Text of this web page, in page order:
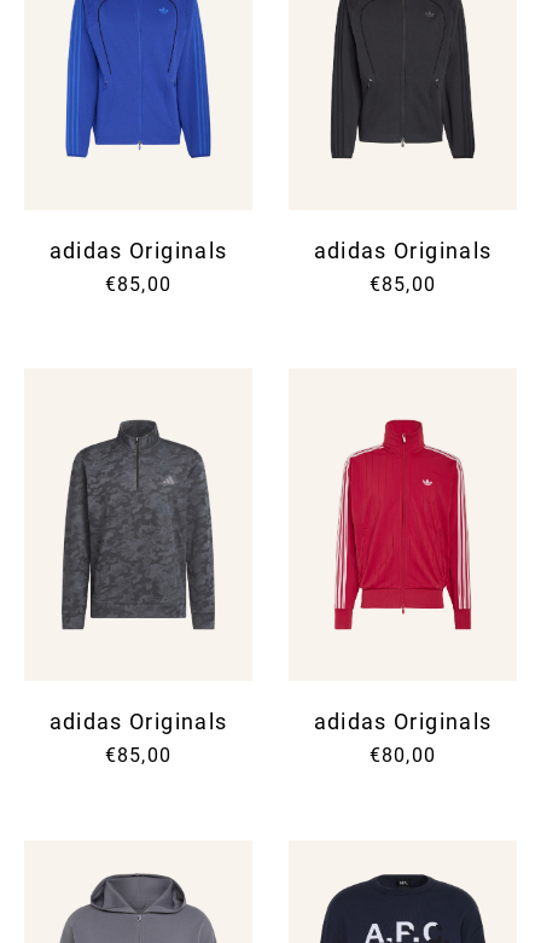
adidas Originals
€85,00
adidas Originals
€85,00
adidas Originals
€85,00
adidas Originals
€80,00